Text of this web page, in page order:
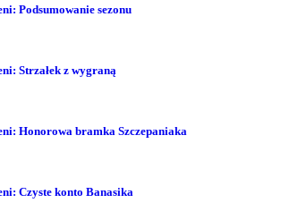
Podsumowanie sezonu
Strzałek z wygraną
Honorowa bramka Szczepaniaka
Czyste konto Banasika